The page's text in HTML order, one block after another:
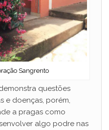
Sangrento
questões
e doenças, porém,
a pragas como
algo podre nas